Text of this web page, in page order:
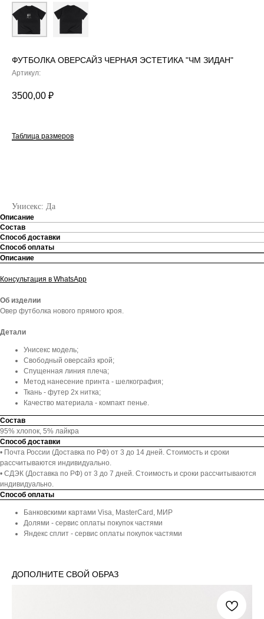
ФУТБОЛКА ОВЕРСАЙЗ ЧЕРНАЯ ЭСТЕТИКА "ЧМ ЗИДАН"
Артикул:
3500,00 ₽
Таблица размеров
Унисекс: Да
Описание
Состав
Способ доставки
Способ оплаты
Описание
Консультация в WhatsApp
Об изделии
Овер футболка нового прямого кроя.
Детали
Унисекс модель;
Свободный оверсайз крой;
Спущенная линия плеча;
Метод нанесение принта - шелкография;
Ткань - футер 2х нитка;
Качество материала - компакт пенье.
Состав
95% хлопок, 5% лайкра
Способ доставки
• Почта России (Доставка по РФ) от 3 до 14 дней. Стоимость и сроки
рассчитываются индивидуально.
• СДЭК (Доставка по РФ) от 3 до 7 дней. Стоимость и сроки рассчитываются
индивидуально.
Способ оплаты
Банковскими картами Visa, MasterCard, МИР
Долями - сервис оплаты покупок частями
Яндекс сплит - сервис оплаты покупок частями
ДОПОЛНИТЕ СВОЙ ОБРАЗ